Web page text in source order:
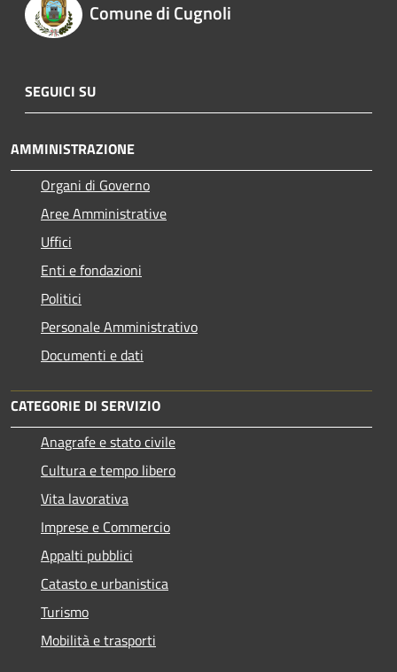
Comune di Cugnoli
SEGUICI SU
AMMINISTRAZIONE
Organi di Governo
Aree Amministrative
Uffici
Enti e fondazioni
Politici
Personale Amministrativo
Documenti e dati
CATEGORIE DI SERVIZIO
Anagrafe e stato civile
Cultura e tempo libero
Vita lavorativa
Imprese e Commercio
Appalti pubblici
Catasto e urbanistica
Turismo
Mobilità e trasporti